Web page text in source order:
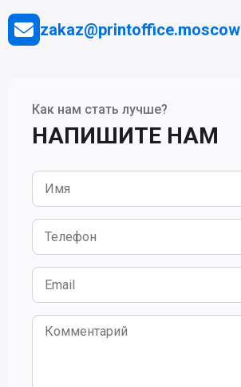
zakaz@printoffice.moscow
Как нам стать лучше?
НАПИШИТЕ НАМ